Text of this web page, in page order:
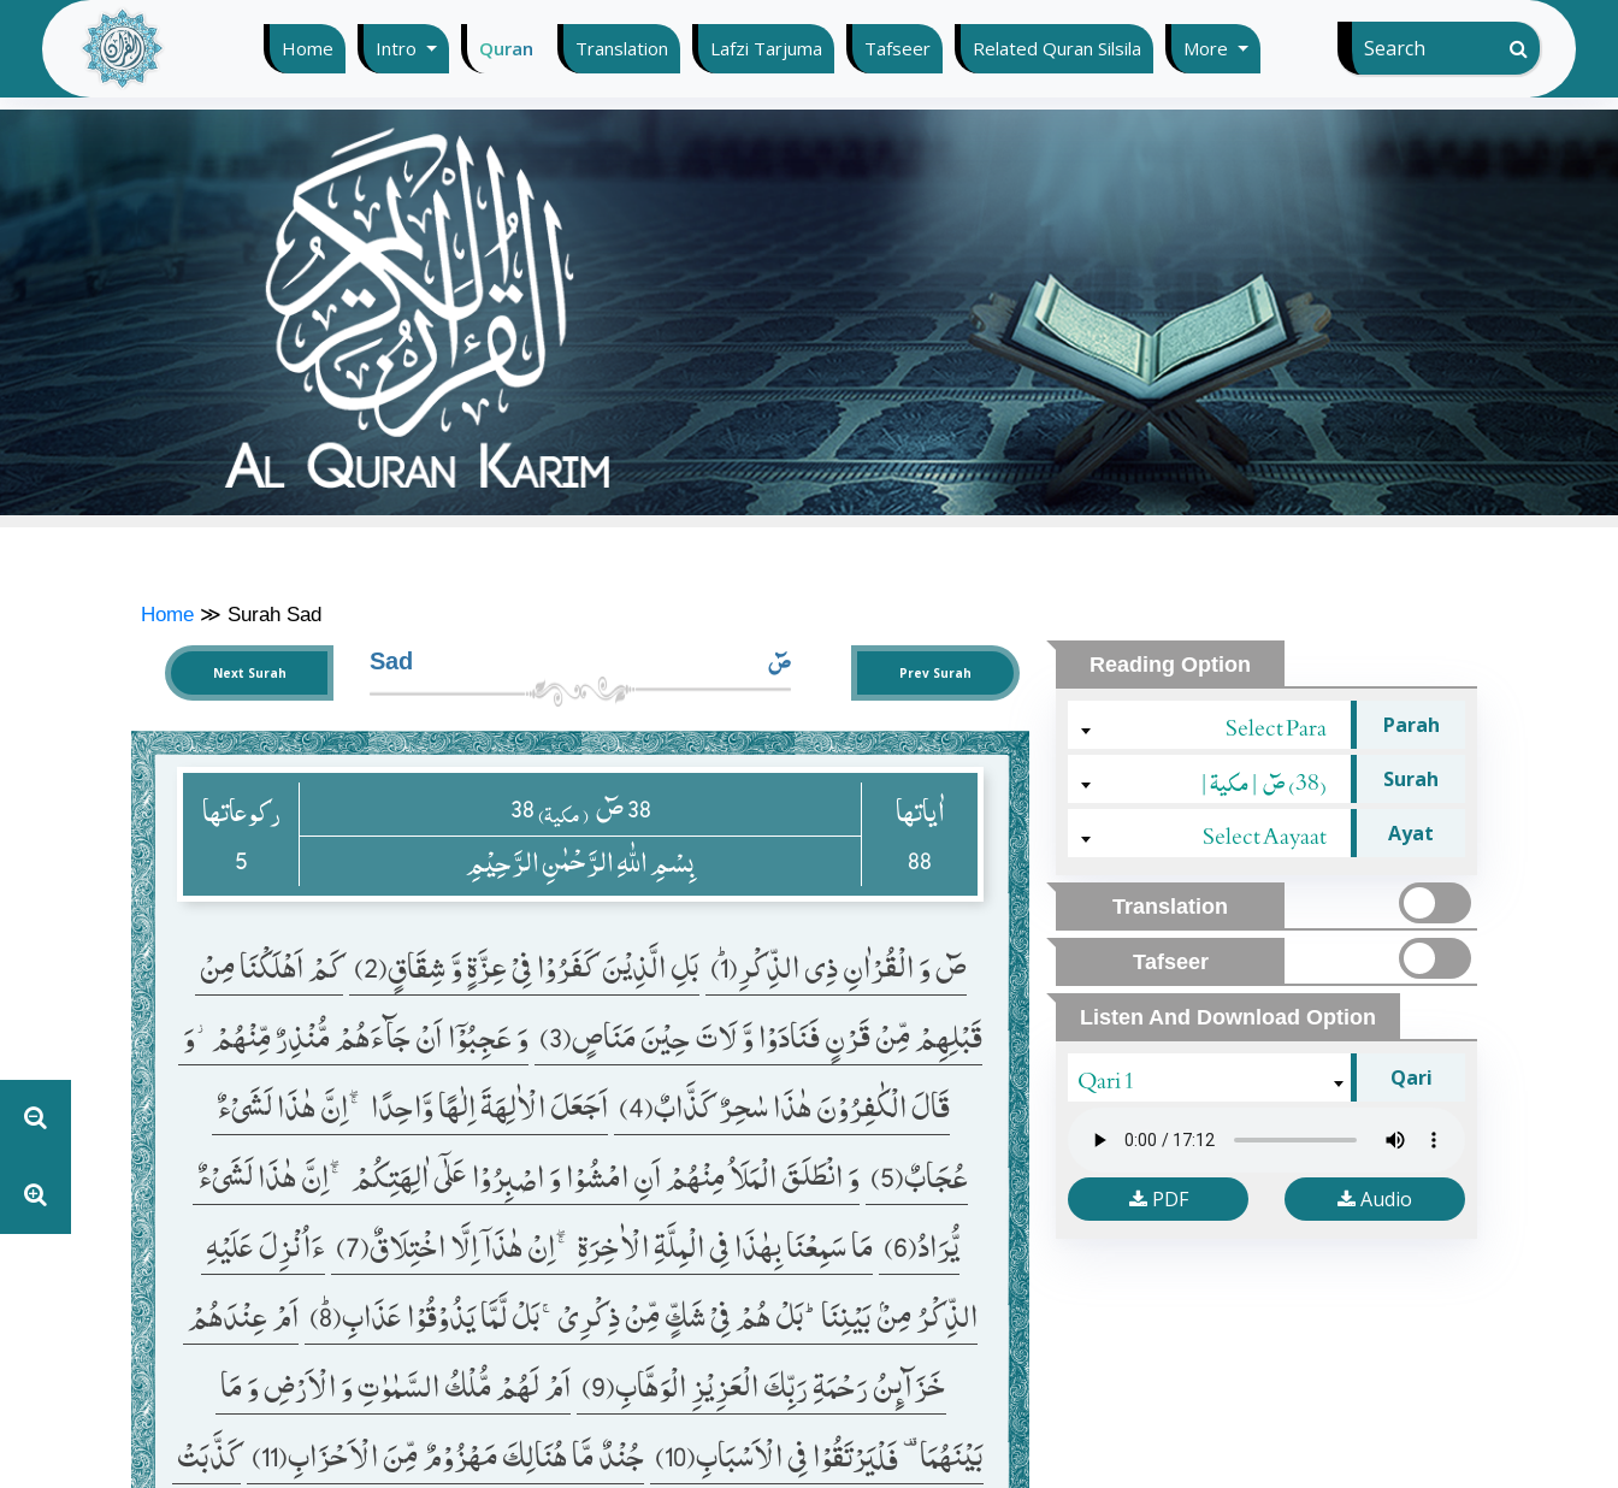
Home (current)
Intro Quran Translation Lafzi Tarjuma Tafseer Related Quran Silsila More Search
Home ≫ Surah Sad
Prev Surah صٓ Sad
Next Surah
اٰياتها
88
38صٓ ( مکیۃ)38
ركوعاتها
5
بِسْمِ اللّٰهِ الرَّحْمٰنِ الرَّحِیْمِ
صٓ وَ الْقُرْاٰنِ ذِی الذِّكْرِﭤ(1) بَلِ الَّذِیْنَ كَفَرُوْا فِیْ عِزَّةٍ وَّ شِقَاقٍ(2)
قَبْلِهِمْ مِّنْ قَرْنٍ فَنَادَوْا وَّ لَاتَ حِیْنَ مَنَاصٍ(3)
قَالَ الْكٰفِرُوْنَ هٰذَا سٰحِرٌ كَذَّابٌ(4)
عُجَابٌ(5)
یُّرَادُ(6)
مَا سَمِعْنَا بِهٰذَا فِی الْمِلَّةِ الْاٰخِرَةِ ۚۖ-اِنْ هٰذَاۤ اِلَّا اخْتِلَاقٌ(7)
الذِّكْرُ مِنْۢ بَیْنِنَاؕ-بَلْ هُمْ فِیْ شَكٍّ مِّنْ ذِكْرِیْۚ-بَلْ لَّمَّا یَذُوْقُوْا عَذَابِﭤ(8)
خَزَآىٕنُ رَحْمَةِ رَبِّكَ الْعَزِیْزِ الْوَهَّابِ(9)
بَیْنَهُمَا- فَلْیَرْتَقُوْا فِی الْاَسْبَابِ(10)
جُنْدٌ مَّا هُنَالِكَ مَهْزُوْمٌ مِّنَ الْاَحْزَابِ(11)
Reading Option
Select Para Parah
(38) صٓ |مکیۃ| Surah
Select Aayaat Ayat
Translation
Tafseer
Listen And Download Option
Qari 1 Qari
PDF Audio